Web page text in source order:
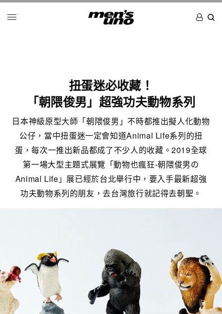
扭蛋迷必收藏！
「朝隈俊男」超強功夫動物系列
日本神級原型大師「朝隈俊男」不時都推出擬人化動物
公仔，當中扭蛋迷一定會知道Animal Life系列的扭
蛋，每次一推出新品都成了不少人的收藏。2019全球
第一場大型主題式展覽「動物也瘋狂-朝隈俊男の
Animal Life」展已經於台北舉行中，要入手最新超強
功夫動物系列的朋友，去台灣旅行就記得去朝聖。